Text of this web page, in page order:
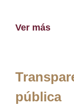
Ver más
pública